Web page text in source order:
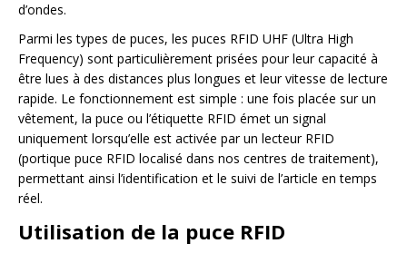
d’ondes.
Parmi les types de puces, les puces RFID UHF (Ultra High
Frequency) sont particulièrement prisées pour leur capacité à
être lues à des distances plus longues et leur vitesse de lecture
rapide. Le fonctionnement est simple : une fois placée sur un
vêtement, la puce ou l’étiquette RFID émet un signal
uniquement lorsqu’elle est activée par un lecteur RFID
(portique puce RFID localisé dans nos centres de traitement),
permettant ainsi l’identification et le suivi de l’article en temps
réel.
Utilisation de la puce RFID